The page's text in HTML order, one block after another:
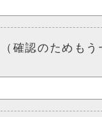
確認のためもう